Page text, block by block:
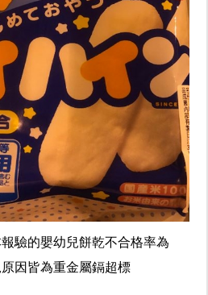
驗的嬰幼兒餅乾不合格率為
因皆為重金屬鎘超標